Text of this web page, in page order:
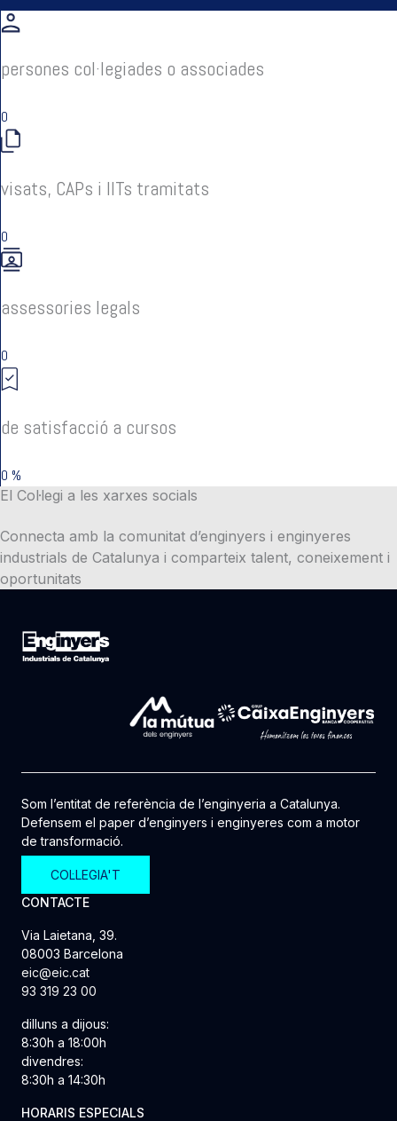
persones col·legiades o associades
0
visats, CAPs i IITs tramitats
0
assessories legals
0
de satisfacció a cursos
0 %
El Col·legi a les xarxes socials
Connecta amb la comunitat d’enginyers i enginyeres
industrials de Catalunya i comparteix talent, coneixement i
oportunitats
Som l’entitat de referència de l’enginyeria a Catalunya.
Defensem el paper d’enginyers i enginyeres com a motor
de transformació.
COL·LEGIA'T
CONTACTE
Via Laietana, 39.
08003 Barcelona
eic@eic.cat
93 319 23 00
dilluns a dijous:
8:30h a 18:00h
divendres:
8:30h a 14:30h
HORARIS ESPECIALS